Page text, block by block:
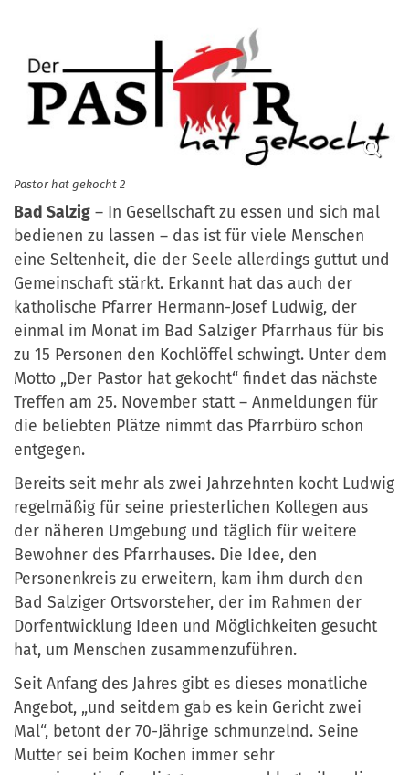
Pastor hat gekocht 2
Bad Salzig – In Gesellschaft zu essen und sich mal
bedienen zu lassen – das ist für viele Menschen
eine Seltenheit, die der Seele allerdings guttut und
Gemeinschaft stärkt. Erkannt hat das auch der
katholische Pfarrer Hermann-Josef Ludwig, der
einmal im Monat im Bad Salziger Pfarrhaus für bis
zu 15 Personen den Kochlöffel schwingt. Unter dem
Motto „Der Pastor hat gekocht“ findet das nächste
Treffen am 25. November statt – Anmeldungen für
die beliebten Plätze nimmt das Pfarrbüro schon
entgegen.
Bereits seit mehr als zwei Jahrzehnten kocht Ludwig
regelmäßig für seine priesterlichen Kollegen aus
der näheren Umgebung und täglich für weitere
Bewohner des Pfarrhauses. Die Idee, den
Personenkreis zu erweitern, kam ihm durch den
Bad Salziger Ortsvorsteher, der im Rahmen der
Dorfentwicklung Ideen und Möglichkeiten gesucht
hat, um Menschen zusammenzuführen.
Seit Anfang des Jahres gibt es dieses monatliche
Angebot, „und seitdem gab es kein Gericht zwei
Mal“, betont der 70-Jährige schmunzelnd. Seine
Mutter sei beim Kochen immer sehr